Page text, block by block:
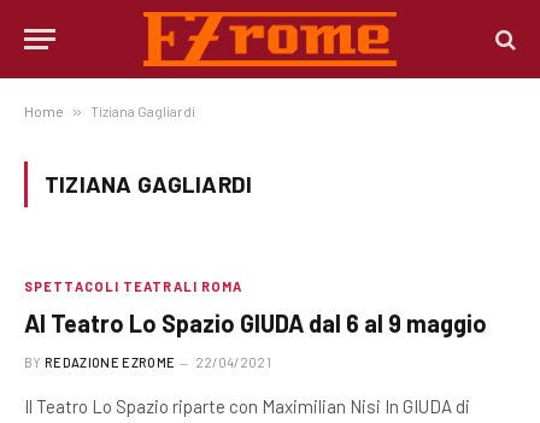
Home » Tiziana Gagliardi
TIZIANA GAGLIARDI
SPETTACOLI TEATRALI ROMA
Al Teatro Lo Spazio GIUDA dal 6 al 9 maggio
BY REDAZIONE EZROME 22/04/2021
Il Teatro Lo Spazio riparte con Maximilian Nisi In GIUDA di